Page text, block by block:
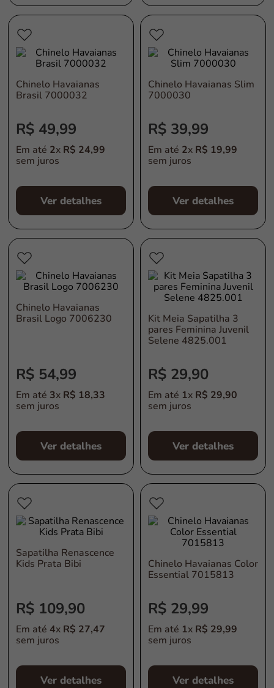
Chinelo Havaianas
Brasil 7000032
R$ 49,99
Em até 2x R$ 24,99
sem juros
Ver detalhes
Chinelo Havaianas Slim
7000030
R$ 39,99
Em até 2x R$ 19,99
sem juros
Ver detalhes
Chinelo Havaianas
Brasil Logo 7006230
R$ 54,99
Em até 3x R$ 18,33
sem juros
Ver detalhes
Kit Meia Sapatilha 3
pares Feminina Juvenil
Selene 4825.001
R$ 29,90
Em até 1x R$ 29,90
sem juros
Ver detalhes
Sapatilha Renascence
Kids Prata Bibi
R$ 109,90
Em até 4x R$ 27,47
sem juros
Ver detalhes
Chinelo Havaianas Color
Essential 7015813
R$ 29,99
Em até 1x R$ 29,99
sem juros
Ver detalhes